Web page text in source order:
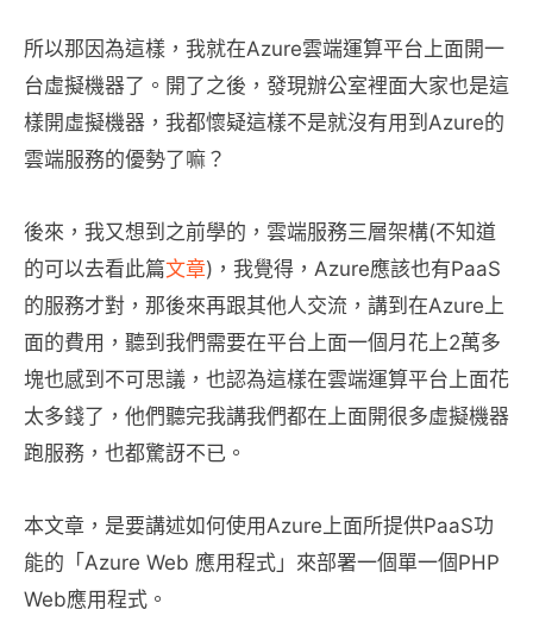
所以那因為這樣，我就在Azure雲端運算平台上面開一
台虛擬機器了。開了之後，發現辦公室裡面大家也是這
樣開虛擬機器，我都懷疑這樣不是就沒有用到Azure的
雲端服務的優勢了嘛？
後來，我又想到之前學的，雲端服務三層架構(不知道
的可以去看此篇文章)，我覺得，Azure應該也有PaaS
的服務才對，那後來再跟其他人交流，講到在Azure上
面的費用，聽到我們需要在平台上面一個月花上2萬多
塊也感到不可思議，也認為這樣在雲端運算平台上面花
太多錢了，他們聽完我講我們都在上面開很多虛擬機器
跑服務，也都驚訝不已。
本文章，是要講述如何使用Azure上面所提供PaaS功
能的「Azure Web 應用程式」來部署一個單一個PHP
Web應用程式。